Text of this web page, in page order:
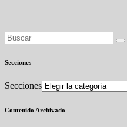
Secciones
Secciones
Contenido Archivado